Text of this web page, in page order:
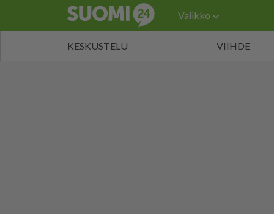
Valikko
KESKUSTELU VIIHDE